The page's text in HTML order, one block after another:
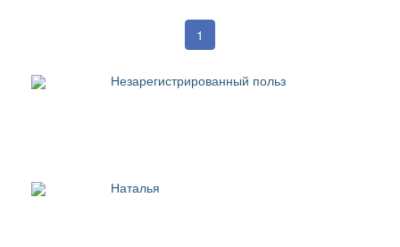
1
Незарегистрированный польз
Наталья